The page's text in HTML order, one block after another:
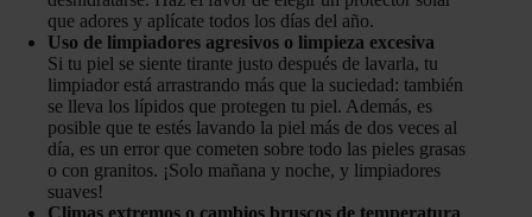
que adores y aplícate todos los días del año.
Uso de limpiadores agresivos o limpieza excesiva
Si tu piel se siente tirante justo después de lavarla, tu
limpiador está arrastrando más que la suciedad: también
se lleva los lípidos que protegen tu piel. Además, es
posible que te estés lavando la piel más de dos veces al
día, es un error que cometen sobre todo las pieles grasas
o con granitos. ¡Solo mañana y noche, y limpiadores
suaves!
Climas extremos o cambios bruscos de temperatura